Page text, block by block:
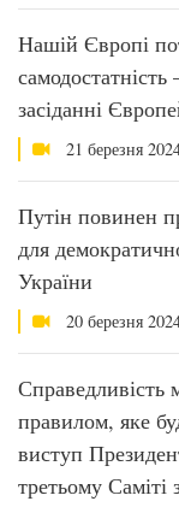
Нашій Європі
засіданні
21 березня
Путін повинен
для
України
20 березня
Справедливість
правилом, яке
виступ
третьому Саміті